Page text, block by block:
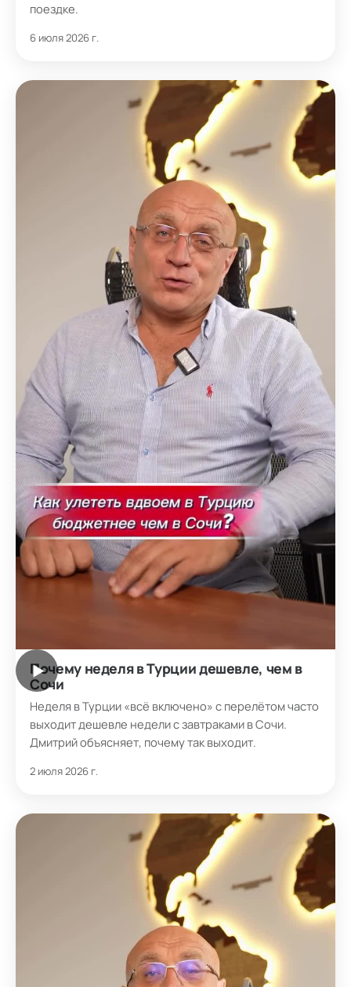
поездке.
6 июля 2026 г.
▶
Почему неделя в Турции дешевле, чем в
Сочи
Неделя в Турции «всё включено» с перелётом часто
выходит дешевле недели с завтраками в Сочи.
Дмитрий объясняет, почему так выходит.
2 июля 2026 г.